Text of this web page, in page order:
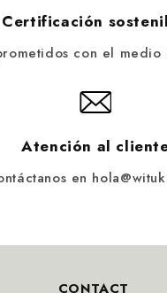
Certificación
con el medio
Atención al
en
CONTACT